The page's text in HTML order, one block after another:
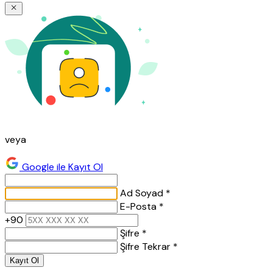
veya
Google ile Kayıt Ol
Ad Soyad *
E-Posta *
+90
Şifre *
Şifre Tekrar *
Kayıt Ol